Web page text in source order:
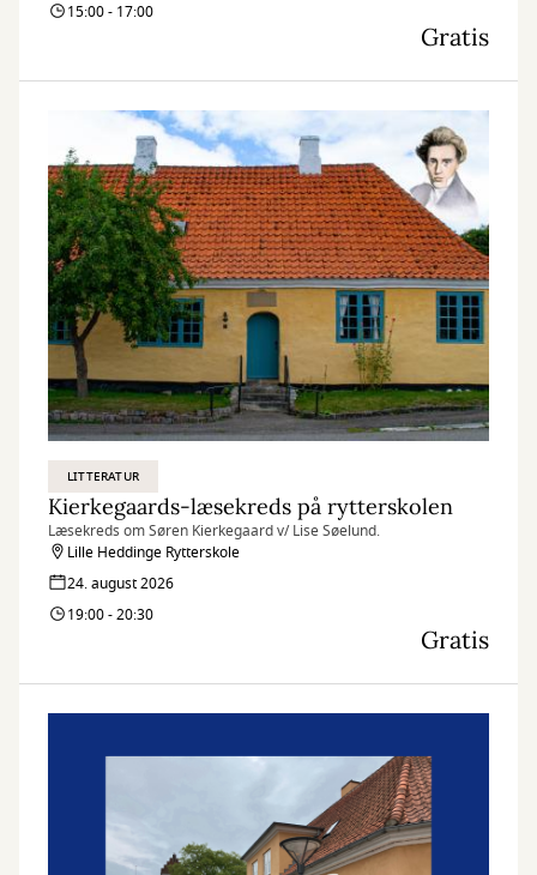
15:00 - 17:00
Gratis
LITTERATUR
Kierkegaards-læsekreds på rytterskolen
Læsekreds om Søren Kierkegaard v/ Lise Søelund.
Lille Heddinge Rytterskole
24. august 2026
19:00 - 20:30
Gratis